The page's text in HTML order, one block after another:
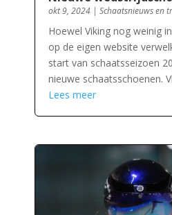
okt 9, 2024| Schaatsnieuws en
Hoewel Viking nog weinig
op de eigen website
start van schaatsseizoen
nieuwe schaatsschoenen.
Lees meer